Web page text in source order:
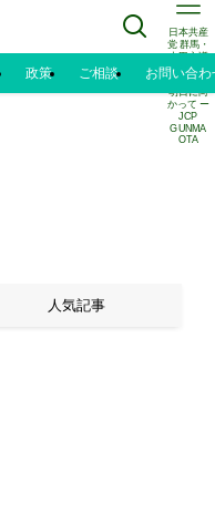
日本共産
党 群馬・
太田市議
水野正己
のブログ |
明日に向
かって ー
JCP
GUNMA
OTA
政策 ご相談 お問い合わ
人気記事